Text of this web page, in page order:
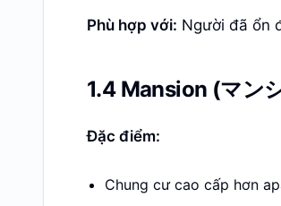
Phù hợp với: Người đã ổn
1.4 Mansion (マン
Đặc điểm:
Chung cư cao cấp hơn